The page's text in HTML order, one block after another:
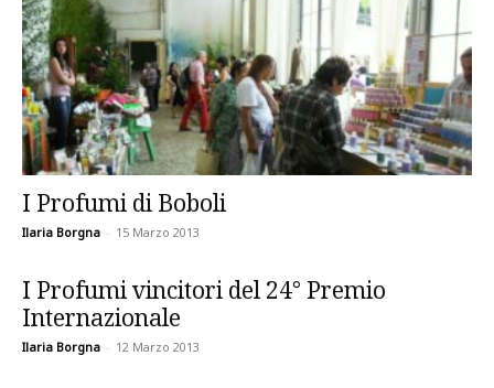
I Profumi di Boboli
Ilaria Borgna - 15 Marzo 2013
I Profumi vincitori del 24° Premio
Internazionale
Ilaria Borgna - 12 Marzo 2013